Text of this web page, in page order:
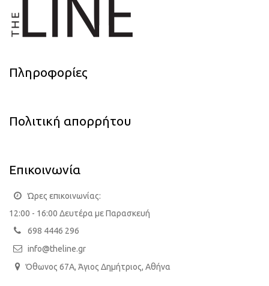
Πληροφορίες
Πολιτική απορρήτου
Επικοινωνία
Ώρες επικοινωνίας:
12:00 - 16:00 Δευτέρα με Παρασκευή
698 4446 296
info@theline.gr
Όθωνος 67Α, Άγιος Δημήτριος, Αθήνα